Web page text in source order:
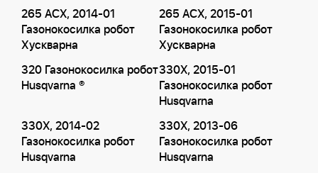
265 ACX, 2014-01
Газонокосилка робот
Хускварна
265 ACX, 2015-01
Газонокосилка робот
Хускварна
320 Газонокосилка робот
Husqvarna ®
330X, 2015-01
Газонокосилка робот
Husqvarna
330X, 2014-02
Газонокосилка робот
Husqvarna
330X, 2013-06
Газонокосилка робот
Husqvarna